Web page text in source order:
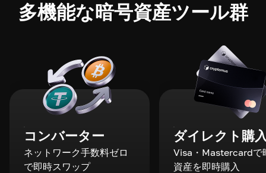
多機能な暗号資産ツール群
コンバーター
ネットワーク手数料ゼロ
で即時スワップ
ダイレクト購
Visa・Mastercardで
資産を即時購入